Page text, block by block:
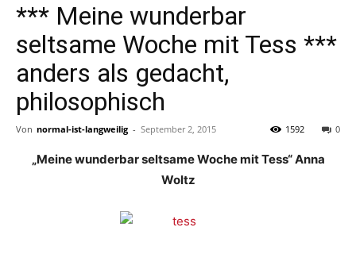
*** Meine wunderbar
seltsame Woche mit Tess ***
anders als gedacht,
philosophisch
Von normal-ist-langweilig - September 2, 2015 0
1592
„Meine wunderbar seltsame Woche mit Tess“ Anna
Woltz